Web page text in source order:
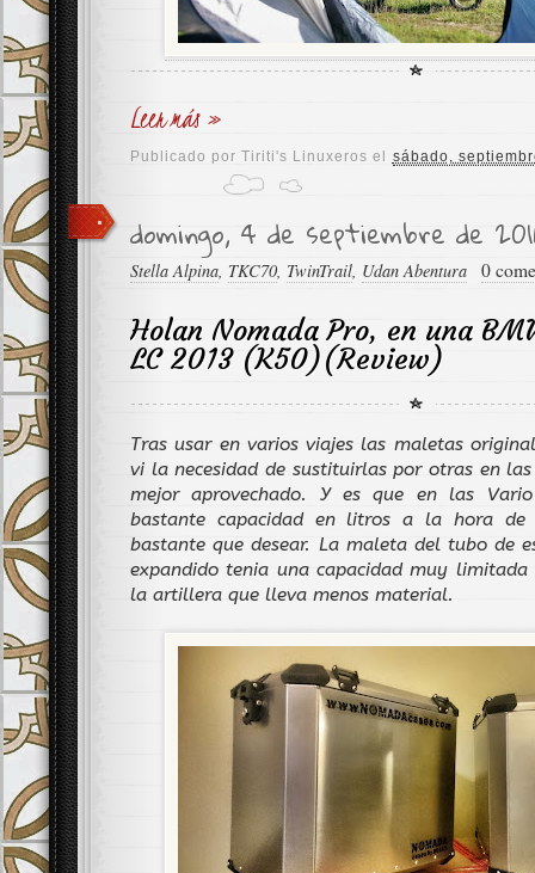
Leer más »
Publicado porTiriti's Linuxeros el sábado,
domingo, 4 de septiembre de
Stella Alpina, TKC70, TwinTrail, Udan Abentura 0
Holan Nomada Pro, en una
LC 2013 (K50)(Review)
Tras usar en varios viajes las maletas
vi la necesidad de sustituirlas por otras en
mejor aprovechado. Y es que en las
bastante capacidad en litros a la hora de
bastante que desear. La maleta del tubo de
expandido tenia una capacidad muy
la artillera que lleva menos material.